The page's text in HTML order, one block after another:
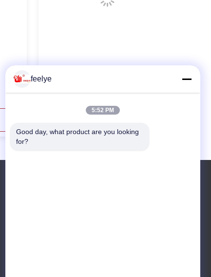
legno del gamberetto del pesce che
feelye
5:52 PM
Good day, what product are you looking
for?